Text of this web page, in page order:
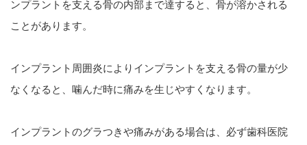
ンプラントを支える骨の内部まで達すると、骨が溶かされる
ことがあります。
インプラント周囲炎によりインプラントを支える骨の量が少
なくなると、噛んだ時に痛みを生じやすくなります。
インプラントのグラつきや痛みがある場合は、必ず歯科医院